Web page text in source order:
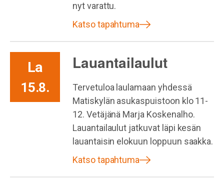
nyt varattu.
Katso tapahtuma
La
15.8.
Lauantailaulut
Tervetuloa laulamaan yhdessä
Matiskylän asukaspuistoon klo 11-
12. Vetäjänä Marja Koskenalho.
Lauantailaulut jatkuvat läpi kesän
lauantaisin elokuun loppuun saakka.
Katso tapahtuma